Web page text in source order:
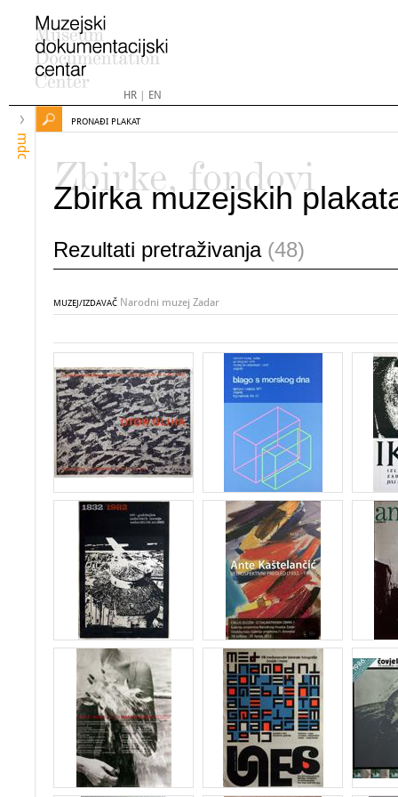
HR| EN
mdc
PRONAĐI PLAKAT
Zbirke, fondovi
Zbirka muzejskih
Rezultati pretraživanja (48)
MUZEJ/IZDAVAČ Narodni muzej Zadar